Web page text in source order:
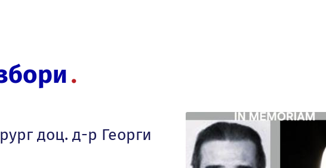
доц. д-р Георги